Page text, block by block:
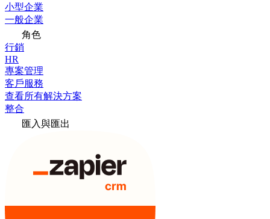
小型企業
一般企業
角色
行銷
HR
專案管理
客戶服務
查看所有解決方案
整合
匯入與匯出